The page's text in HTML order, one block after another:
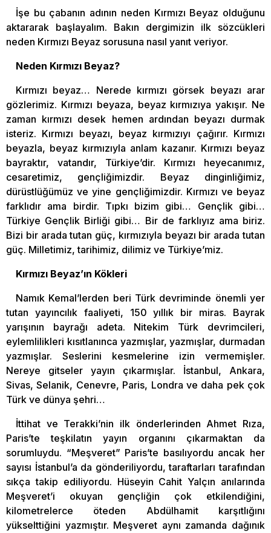
İşe bu çabanın adının neden Kırmızı Beyaz olduğunu
aktararak başlayalım. Bakın dergimizin ilk sözcükleri
neden Kırmızı Beyaz sorusuna nasıl yanıt veriyor.
Neden Kırmızı Beyaz?
Kırmızı beyaz… Nerede kırmızı görsek beyazı arar
gözlerimiz. Kırmızı beyaza, beyaz kırmızıya yakışır. Ne
zaman kırmızı desek hemen ardından beyazı durmak
isteriz. Kırmızı beyazı, beyaz kırmızıyı çağırır. Kırmızı
beyazla, beyaz kırmızıyla anlam kazanır. Kırmızı beyaz
bayraktır, vatandır, Türkiye’dir. Kırmızı heyecanımız,
cesaretimiz, gençliğimizdir. Beyaz dinginliğimiz,
dürüstlüğümüz ve yine gençliğimizdir. Kırmızı ve beyaz
farklıdır ama birdir. Tıpkı bizim gibi… Gençlik gibi…
Türkiye Gençlik Birliği gibi… Bir de farklıyız ama biriz.
Bizi bir arada tutan güç, kırmızıyla beyazı bir arada tutan
güç. Milletimiz, tarihimiz, dilimiz ve Türkiye’miz.
Kırmızı Beyaz’ın Kökleri
Namık Kemal’lerden beri Türk devriminde önemli yer
tutan yayıncılık faaliyeti, 150 yıllık bir miras. Bayrak
yarışının bayrağı adeta. Nitekim Türk devrimcileri,
eylemlilikleri kısıtlanınca yazmışlar, yazmışlar, durmadan
yazmışlar. Seslerini kesmelerine izin vermemişler.
Nereye gitseler yayın çıkarmışlar. İstanbul, Ankara,
Sivas, Selanik, Cenevre, Paris, Londra ve daha pek çok
Türk ve dünya şehri…
İttihat ve Terakki’nin ilk önderlerinden Ahmet Rıza,
Paris’te teşkilatın yayın organını çıkarmaktan da
sorumluydu. “Meşveret” Paris’te basılıyordu ancak her
sayısı İstanbul’a da gönderiliyordu, taraftarları tarafından
sıkça takip ediliyordu. Hüseyin Cahit Yalçın anılarında
Meşveret’i okuyan gençliğin çok etkilendiğini,
kilometrelerce öteden Abdülhamit karşıtlığını
yükselttiğini yazmıştır. Meşveret aynı zamanda dağınık